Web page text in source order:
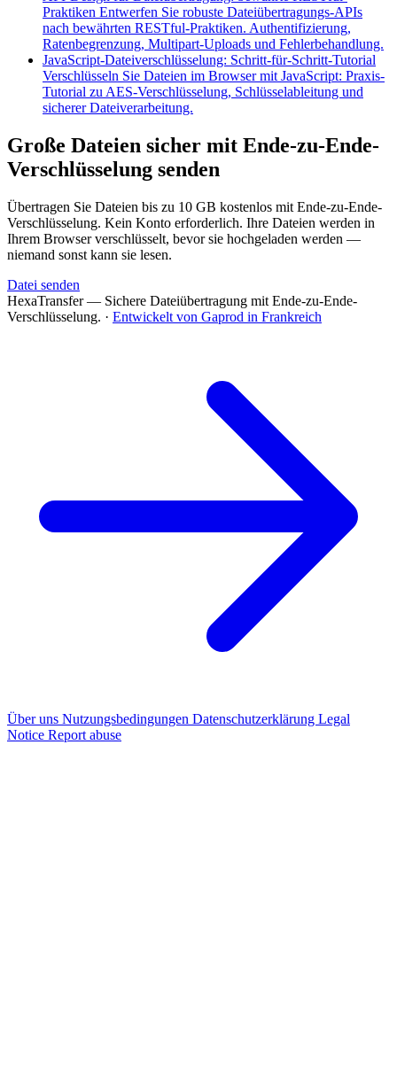
Praktiken Entwerfen Sie robuste Dateiübertragungs-APIs
nach bewährten RESTful-Praktiken. Authentifizierung,
Ratenbegrenzung, Multipart-Uploads und Fehlerbehandlung.
JavaScript-Dateiverschlüsselung: Schritt-für-Schritt-Tutorial
Verschlüsseln Sie Dateien im Browser mit JavaScript: Praxis-
Tutorial zu AES-Verschlüsselung, Schlüsselableitung und
sicherer Dateiverarbeitung.
Große Dateien sicher mit Ende-zu-Ende-
Verschlüsselung senden
Übertragen Sie Dateien bis zu 10 GB kostenlos mit Ende-zu-Ende-
Verschlüsselung. Kein Konto erforderlich. Ihre Dateien werden in
Ihrem Browser verschlüsselt, bevor sie hochgeladen werden —
niemand sonst kann sie lesen.
Datei senden
HexaTransfer — Sichere Dateiübertragung mit Ende-zu-Ende-
Verschlüsselung. · Entwickelt von Gaprod in Frankreich
Über uns Nutzungsbedingungen Datenschutzerklärung Legal
Notice Report abuse